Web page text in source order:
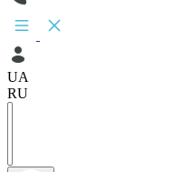
UA
RU